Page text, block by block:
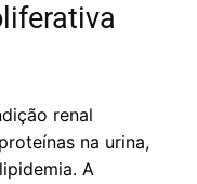
renal
na urina,
A